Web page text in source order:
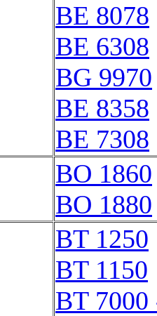
BE 8078
BE 6308
BG 9970
BE 8358
BE 7308
BO 1860
BO 1880
BT 1250
BT 1150
BT